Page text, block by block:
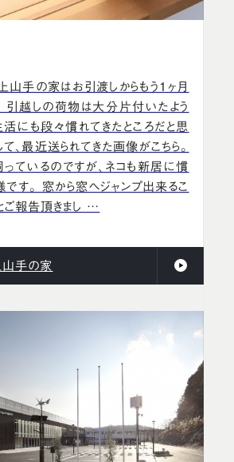
山手の家はお引渡しからもう1ヶ月
引越しの荷物は大分片付いたよう
活にも段々慣れてきたところだと思
て、最近送られてきた画像がこちら。
ているのですが、ネコも新居に慣
です。 窓から窓へジャンプ出来るこ
ご報告頂きまし …
山手の家